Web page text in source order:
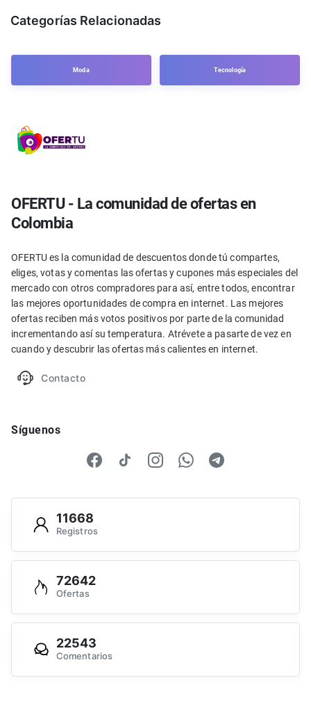
Categorías Relacionadas
Moda Tecnología
OFERTU - La comunidad de ofertas en
Colombia
OFERTU es la comunidad de descuentos donde tú compartes,
eliges, votas y comentas las ofertas y cupones más especiales del
mercado con otros compradores para así, entre todos, encontrar
las mejores oportunidades de compra en internet. Las mejores
ofertas reciben más votos positivos por parte de la comunidad
incrementando así su temperatura. Atrévete a pasarte de vez en
cuando y descubrir las ofertas más calientes en internet.
Contacto
Síguenos
11668
Registros
72642
Ofertas
22543
Comentarios